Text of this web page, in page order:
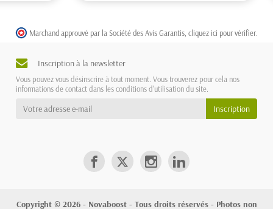
Marchand approuvé par la Société des Avis Garantis, cliquez ici pour vérifier
Inscription à la newsletter
Vous pouvez vous désinscrire à tout moment. Vous trouverez pour cela nos
informations de contact dans les conditions d'utilisation du site.
Copyright © 2026 - Novaboost - Tous droits réservés - Photos non